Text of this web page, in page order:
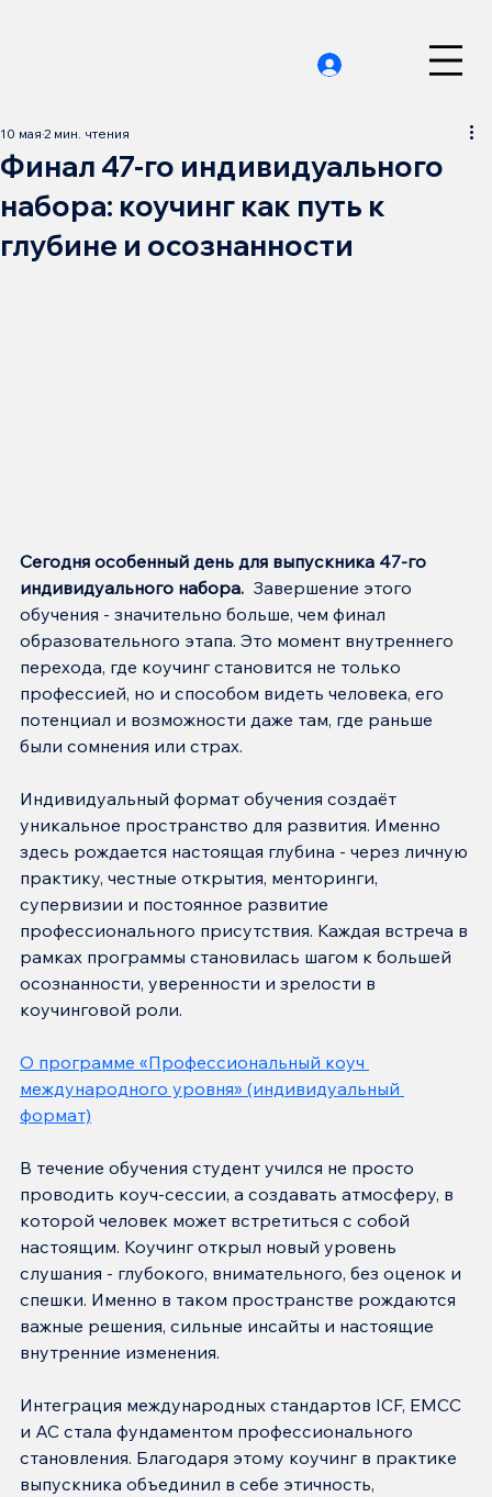
Финал 47-го индивидуального
набора: коучинг как путь к
глубине и осознанности
10 мая 2 мин. чтения
Сегодня особенный день для выпускника 47-го
индивидуального набора. Завершение этого
обучения - значительно больше, чем финал
образовательного этапа. Это момент внутреннего
перехода, где коучинг становится не только
профессией, но и способом видеть человека, его
потенциал и возможности даже там, где раньше
были сомнения или страх.
Индивидуальный формат обучения создаёт
уникальное пространство для развития. Именно
здесь рождается настоящая глубина - через личную
практику, честные открытия, менторинги,
супервизии и постоянное развитие
профессионального присутствия. Каждая встреча в
рамках программы становилась шагом к большей
осознанности, уверенности и зрелости в
коучинговой роли.
О программе «Профессиональный коуч
международного уровня» (индивидуальный
формат)
В течение обучения студент учился не просто
проводить коуч-сессии, а создавать атмосферу, в
которой человек может встретиться с собой
настоящим. Коучинг открыл новый уровень
слушания - глубокого, внимательного, без оценок и
спешки. Именно в таком пространстве рождаются
важные решения, сильные инсайты и настоящие
внутренние изменения.
Интеграция международных стандартов ICF, EMCC
и AC стала фундаментом профессионального
становления. Благодаря этому коучинг в практике
выпускника объединил в себе этичность,